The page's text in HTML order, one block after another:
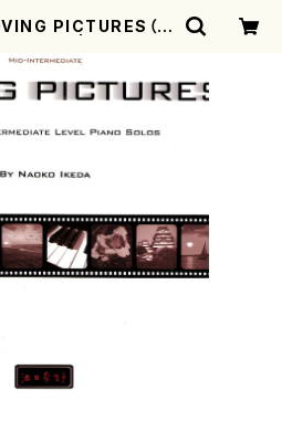
PICTURES（ピ
arth